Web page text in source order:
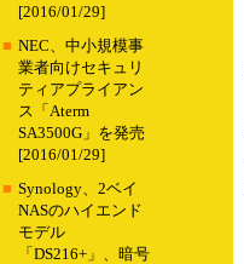
[2016/01/29]
■ NEC、中小規模事
業者向けセキュリ
ティアプライアン
ス「Aterm
SA3500G」を発売
[2016/01/29]
■ Synology、2ベイ
NASのハイエンド
モデル
「DS216+」、暗号